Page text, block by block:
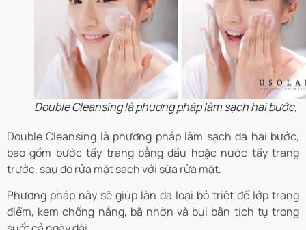
Double Cleansing là phương pháp làm sạch hai bước,
Double Cleansing là phương pháp làm sạch da hai bước,
bao gồm bước tẩy trang bằng dầu hoặc nước tẩy trang
trước, sau đó rửa mặt sạch với sữa rửa mặt.
Phương pháp này sẽ giúp làn da loại bỏ triệt để lớp trang
điểm, kem chống nắng, bã nhờn và bụi bẩn tích tụ trong